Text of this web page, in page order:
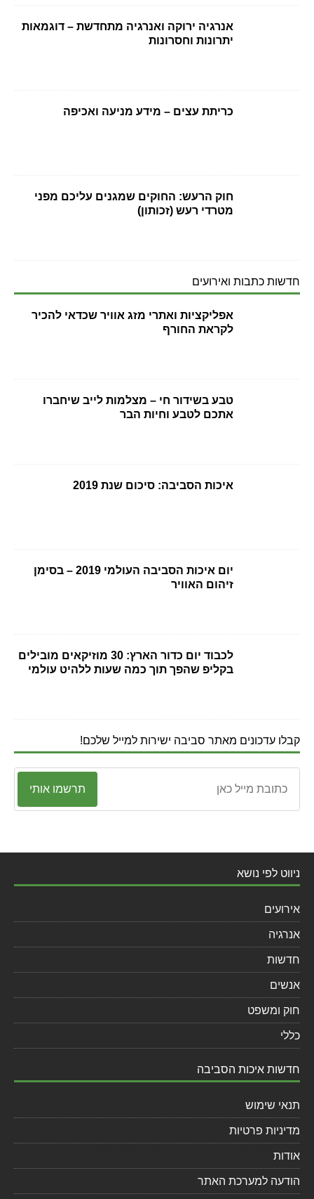
אנרגיה ירוקה ואנרגיה מתחדשת – דוגמאות
יתרונות וחסרונות
כריתת עצים – מידע מניעה ואכיפה
חוק הרעש: החוקים שמגנים עליכם מפני
מטרדי רעש (זכותון)
חדשות כתבות ואירועים
אפליקציות ואתרי מזג אוויר שכדאי להכיר
לקראת החורף
טבע בשידור חי – מצלמות לייב שיחברו
אתכם לטבע וחיות הבר
איכות הסביבה: סיכום שנת 2019
יום איכות הסביבה העולמי 2019 – בסימן
זיהום האוויר
לכבוד יום כדור הארץ: 30 מוזיקאים מובילים
בקליפ שהפך תוך כמה שעות ללהיט עולמי
קבלו עדכונים מאתר סביבה ישירות למייל שלכם!
תרשמו אותי
ניווט לפי נושא
אירועים
אנרגיה
חדשות
אנשים
חוק ומשפט
כללי
חדשות איכות הסביבה
תנאי שימוש
מדיניות פרטיות
אודות
הודעה למערכת האתר